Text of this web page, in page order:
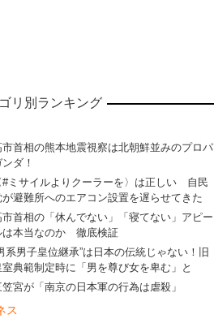
リ別ランキング
市首相の熊本地震視察は北朝鮮並みのプロパ
ンダ！
#ミサイルよりクーラーを〉は正しい 自民
が避難所へのエアコン設置を遅らせてきた
市首相の「休んでない」「寝てない」アピー
は本当なのか 徹底検証
系男子皇位継承”は日本の伝統じゃない！旧
室典範制定時に「男を尊び女を卑む」と
笠宮が「南京の日本軍の行為は虐殺」
ス